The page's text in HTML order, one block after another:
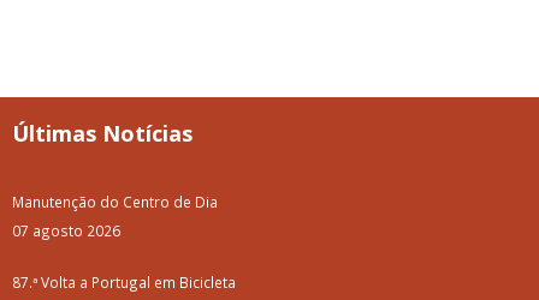
Últimas Notícias
Manutenção do Centro de Dia
07 agosto 2026
87.ª Volta a Portugal em Bicicleta